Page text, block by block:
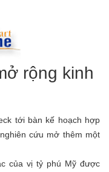
rộng kinh
tới bàn kế hoạch hợp
cứu mở thêm một
của vị tỷ phú Mỹ được